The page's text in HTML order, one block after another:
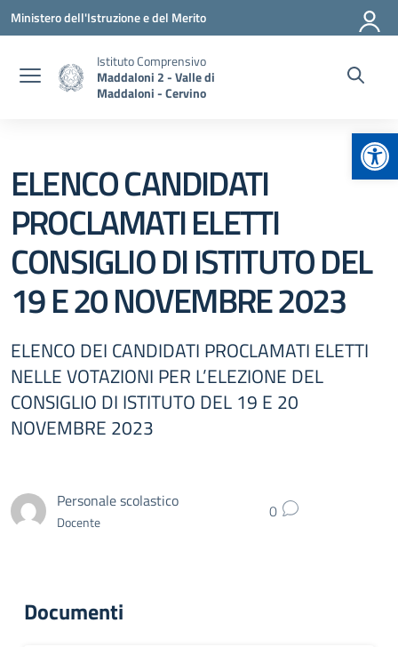
Vai ai contenuti
Vai al menu di navigazione
Vai al footer
Ministero dell'Istruzione e del Merito
Istituto Comprensivo
Maddaloni 2 - Valle di
Maddaloni - Cervino
ELENCO CANDIDATI
PROCLAMATI ELETTI
CONSIGLIO DI ISTITUTO DEL
19 E 20 NOVEMBRE 2023
ELENCO DEI CANDIDATI PROCLAMATI ELETTI
NELLE VOTAZIONI PER L’ELEZIONE DEL
CONSIGLIO DI ISTITUTO DEL 19 E 20
NOVEMBRE 2023
Personale scolastico
Docente 0
Documenti